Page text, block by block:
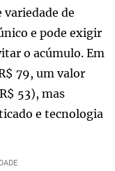
variedade de
e pode exigir
o acúmulo. Em
79, um valor
53), mas
e tecnologia